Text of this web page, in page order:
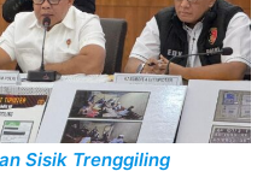
Sisik Trenggiling